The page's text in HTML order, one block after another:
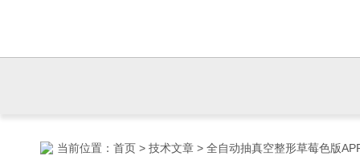
当前位置： 首页 > 技术文章 > 全自动抽真空整形草莓色版